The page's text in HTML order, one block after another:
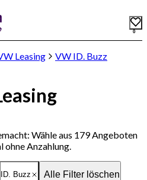
0
Leasing VW ID. Buzz
Wähle aus 179 Angeboten
ohne Anzahlung.
ID. Buzz Alle Filter löschen